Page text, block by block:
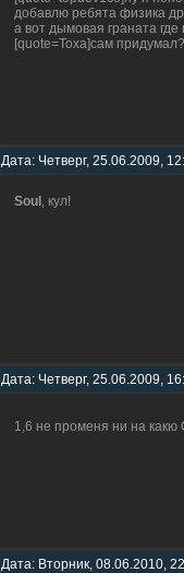
добавлю ребята физика
а вот дымовая граната
[quote=Toxa]сам
Дата: Четверг, 25.06.2009,
Soul , кул!
Дата: Четверг, 25.06.2009,
1,6 не променя ни на
Дата: Вторник, 08.06.2010,